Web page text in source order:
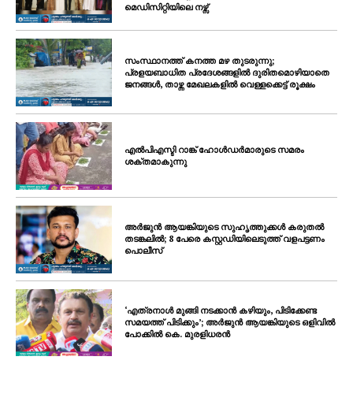
മെഡിസിറ്റിയിലെ നഴ്സ്
സംസ്ഥാനത്ത് കനത്ത മഴ തുടരുന്നു;
പ്രളയബാധിത പ്രദേശങ്ങളിൽ ദുരിതമൊഴിയാതെ
ജനങ്ങൾ, താഴ്ന്ന മേഖലകളിൽ വെള്ളക്കെട്ട് രൂക്ഷം
എൽപിഎസ്ടി റാങ്ക് ഹോൾഡർമാരുടെ സമരം
ശക്തമാകുന്നു
അർജുൻ ആയങ്കിയുടെ സുഹൃത്തുക്കൾ കരുതൽ
തടങ്കലിൽ; 8 പേരെ കസ്റ്റഡിയിലെടുത്ത് വളപട്ടണം
പൊലീസ്
‘എത്രനാൾ മുങ്ങി നടക്കാൻ കഴിയും, പിടിക്കേണ്ട
സമയത്ത് പിടിക്കും’; അർജുൻ ആയങ്കിയുടെ ഒളിവിൽ
പോക്കിൽ കെ. മുരളിധരൻ